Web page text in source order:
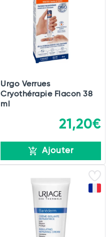
Urgo Verrues
Cryothérapie Flacon 38
ml
21,20€
Ajouter